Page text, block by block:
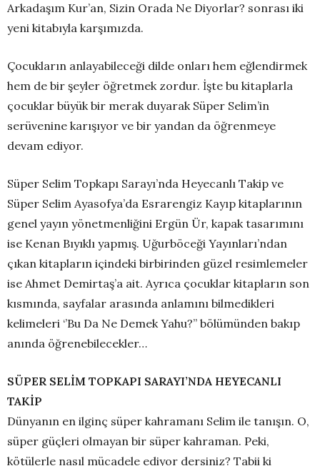
Arkadaşım Kur’an, Sizin Orada Ne Diyorlar? sonrası iki
yeni kitabıyla karşımızda.
Çocukların anlayabileceği dilde onları hem eğlendirmek
hem de bir şeyler öğretmek zordur. İşte bu kitaplarla
çocuklar büyük bir merak duyarak Süper Selim’in
serüvenine karışıyor ve bir yandan da öğrenmeye
devam ediyor.
Süper Selim Topkapı Sarayı’nda Heyecanlı Takip ve
Süper Selim Ayasofya’da Esrarengiz Kayıp kitaplarının
genel yayın yönetmenliğini Ergün Ür, kapak tasarımını
ise Kenan Bıyıklı yapmış. Uğurböceği Yayınları’ndan
çıkan kitapların içindeki birbirinden güzel resimlemeler
ise Ahmet Demirtaş’a ait. Ayrıca çocuklar kitapların son
kısmında, sayfalar arasında anlamını bilmedikleri
kelimeleri ‘’Bu Da Ne Demek Yahu?’’ bölümünden bakıp
anında öğrenebilecekler…
SÜPER SELİM TOPKAPI SARAYI’NDA HEYECANLI
TAKİP
Dünyanın en ilginç süper kahramanı Selim ile tanışın. O,
süper güçleri olmayan bir süper kahraman. Peki,
kötülerle nasıl mücadele ediyor dersiniz? Tabii ki